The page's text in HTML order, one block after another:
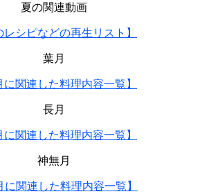
夏の関連動画
レシピなどの再生リスト】
葉月
に関連した料理内容一覧】
長月
に関連した料理内容一覧】
神無月
に関連した料理内容一覧】